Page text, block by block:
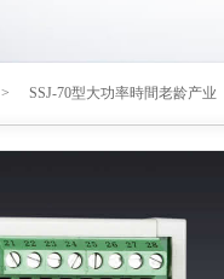
> SSJ-70型大功率時間老龄产业